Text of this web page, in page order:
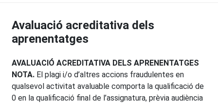
Avaluació acreditativa dels
aprenentatges
AVALUACIÓ ACREDITATIVA DELS APRENENTATGES
NOTA. El plagi i/o d’altres accions fraudulentes en
qualsevol activitat avaluable comporta la qualificació de
0 en la qualificació final de l’assignatura, prèvia audiència